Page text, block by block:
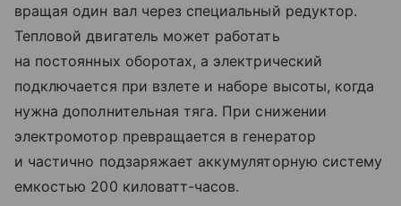
вращая один вал через специальный редуктор.
Тепловой двигатель может работать
на постоянных оборотах, а электрический
подключается при взлете и наборе высоты, когда
нужна дополнительная тяга. При снижении
электромотор превращается в генератор
и частично подзаряжает аккумуляторную систему
емкостью 200 киловатт-часов.